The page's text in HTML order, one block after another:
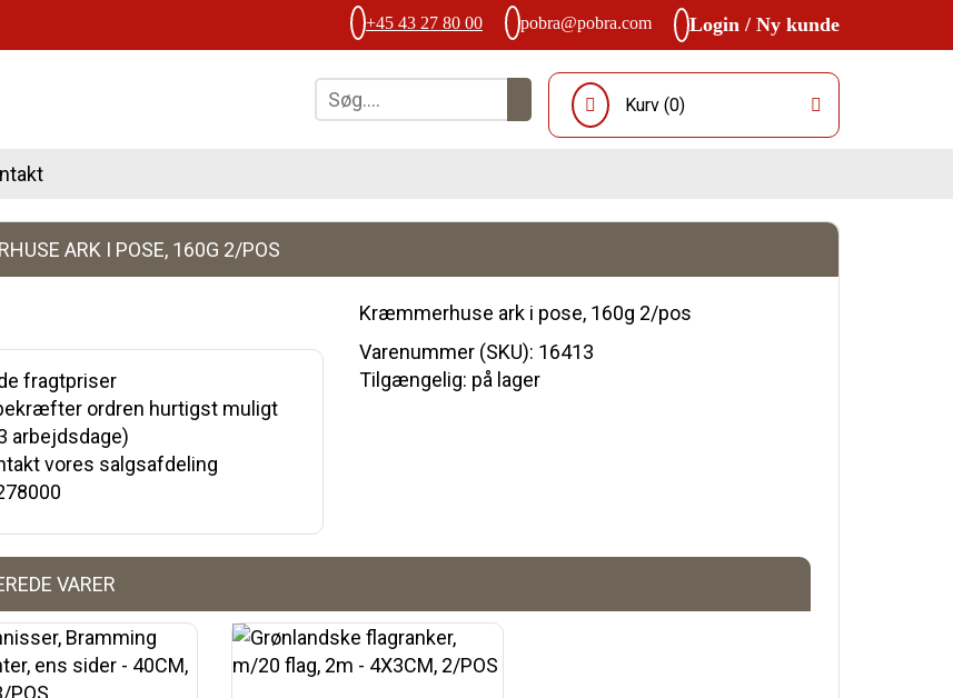
+45 43 27 80 00 pobra@pobra.com Login / Ny kunde
Kurv (0)
ARK I POSE, 160G 2/POS
fragtpriser
ordren hurtigst muligt
arbejdsdage)
vores salgsafdeling
Kræmmerhuse ark i pose, 160g 2/pos
Varenummer (SKU): 16413
Tilgængelig: på lager
VARER